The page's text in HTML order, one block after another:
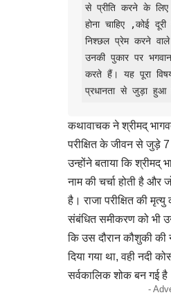
से प्रीति करने के लिए
होना चाहिए ,कोई
निश्छल प्रेम करने
उनकी पुकार पर
करते हैं। यह पूरा
प्रधानता से जुड़ा हुआ
कथावाचक ने श्रीमद्
परीक्षित के जीवन से जुड़े 7
उन्होंने बताया कि
नाम की चर्चा होती है और
है। राजा परीक्षित की
संबंधित समीकरण को भी
कि उस दौरान कौशुकी
दिया गया था, वही नदी
सर्वकालिक शोक बन गई
-